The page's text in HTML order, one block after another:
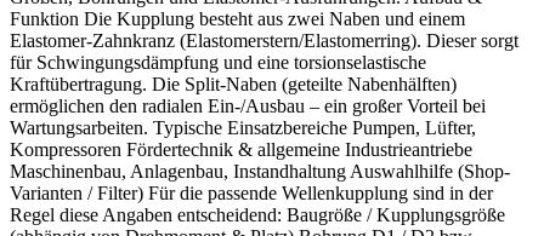
Funktion Die Kupplung besteht aus zwei Naben und einem
Elastomer-Zahnkranz (Elastomerstern/Elastomerring). Dieser sorgt
für Schwingungsdämpfung und eine torsionselastische
Kraftübertragung. Die Split-Naben (geteilte Nabenhälften)
ermöglichen den radialen Ein-/Ausbau – ein großer Vorteil bei
Wartungsarbeiten. Typische Einsatzbereiche Pumpen, Lüfter,
Kompressoren Fördertechnik & allgemeine Industrieantriebe
Maschinenbau, Anlagenbau, Instandhaltung Auswahlhilfe (Shop-
Varianten / Filter) Für die passende Wellenkupplung sind in der
Regel diese Angaben entscheidend: Baugröße / Kupplungsgröße